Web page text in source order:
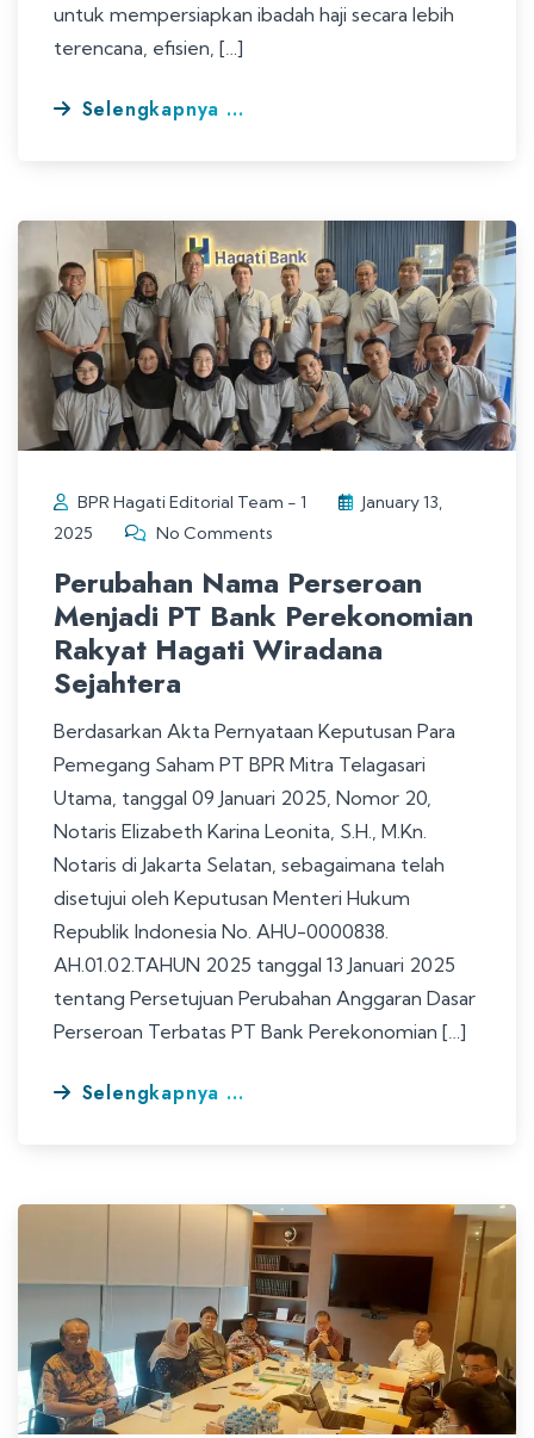
untuk mempersiapkan ibadah haji secara lebih
terencana, efisien, […]
Selengkapnya ...
BPR Hagati Editorial Team - 1
January 13,
2025
No Comments
Perubahan Nama Perseroan
Menjadi PT Bank Perekonomian
Rakyat Hagati Wiradana
Sejahtera
Berdasarkan Akta Pernyataan Keputusan Para
Pemegang Saham PT BPR Mitra Telagasari
Utama, tanggal 09 Januari 2025, Nomor 20,
Notaris Elizabeth Karina Leonita, S.H., M.Kn.
Notaris di Jakarta Selatan, sebagaimana telah
disetujui oleh Keputusan Menteri Hukum
Republik Indonesia No. AHU-0000838.
AH.01.02.TAHUN 2025 tanggal 13 Januari 2025
tentang Persetujuan Perubahan Anggaran Dasar
Perseroan Terbatas PT Bank Perekonomian […]
Selengkapnya ...